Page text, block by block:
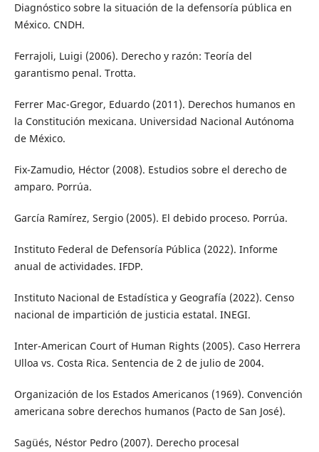
Diagnóstico sobre la situación de la defensoría pública en
México. CNDH.
Ferrajoli, Luigi (2006). Derecho y razón: Teoría del
garantismo penal. Trotta.
Ferrer Mac-Gregor, Eduardo (2011). Derechos humanos en
la Constitución mexicana. Universidad Nacional Autónoma
de México.
Fix-Zamudio, Héctor (2008). Estudios sobre el derecho de
amparo. Porrúa.
García Ramírez, Sergio (2005). El debido proceso. Porrúa.
Instituto Federal de Defensoría Pública (2022). Informe
anual de actividades. IFDP.
Instituto Nacional de Estadística y Geografía (2022). Censo
nacional de impartición de justicia estatal. INEGI.
Inter-American Court of Human Rights (2005). Caso Herrera
Ulloa vs. Costa Rica. Sentencia de 2 de julio de 2004.
Organización de los Estados Americanos (1969). Convención
americana sobre derechos humanos (Pacto de San José).
Sagüés, Néstor Pedro (2007). Derecho procesal